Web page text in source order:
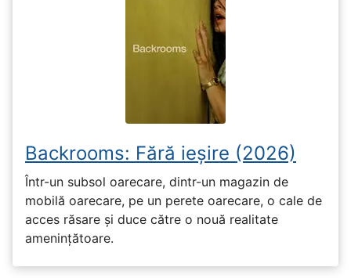
Backrooms: Fără ieșire (2026)
Într-un subsol oarecare, dintr-un magazin de
mobilă oarecare, pe un perete oarecare, o cale de
acces răsare și duce către o nouă realitate
amenințătoare.